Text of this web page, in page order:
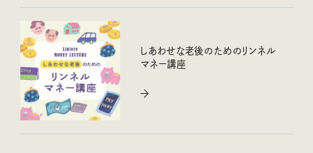
しあわせな老後のためのリンネル
マネー講座